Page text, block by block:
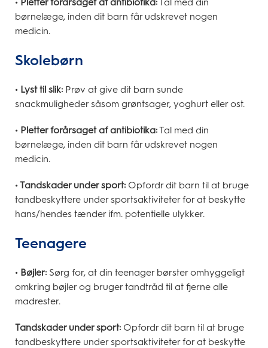
børnelæge, inden dit barn får udskrevet nogen
medicin.
Skolebørn
• Lyst til slik: Prøv at give dit barn sunde
snackmuligheder såsom grøntsager, yoghurt eller ost.
• Pletter forårsaget af antibiotika:Tal med din
børnelæge, inden dit barn får udskrevet nogen
medicin.
• Tandskader under sport: Opfordr dit barn til at bruge
tandbeskyttere under sportsaktiviteter for at beskytte
hans/hendes tænder ifm. potentielle ulykker.
Teenagere
• Bøjler: Sørg for, at din teenager børster omhyggeligt
omkring bøjler og bruger tandtråd til at fjerne alle
madrester.
Tandskader under sport: Opfordr dit barn til at bruge
tandbeskyttere under sportsaktiviteter for at beskytte